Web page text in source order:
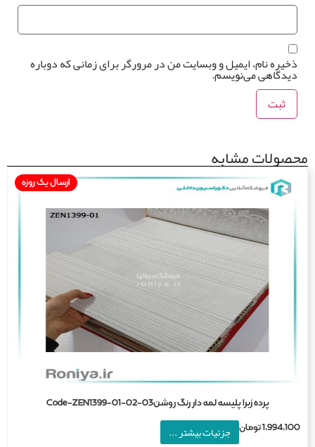
نام، ایمیل و وبسایت من در مرورگر برای زمانی که دوباره
می‌نویسم.
مشابه
ارسال یک روزه
پرده زبرا پلیسه لمه دار رنگ روشنCode-ZEN1399-01-02-03
تومان جزئیات بیشتر ...